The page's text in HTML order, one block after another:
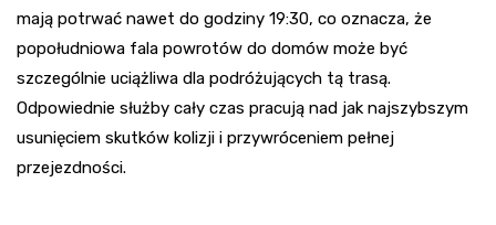
mają potrwać nawet do godziny 19:30, co oznacza, że
popołudniowa fala powrotów do domów może być
szczególnie uciążliwa dla podróżujących tą trasą.
Odpowiednie służby cały czas pracują nad jak najszybszym
usunięciem skutków kolizji i przywróceniem pełnej
przejezdności.